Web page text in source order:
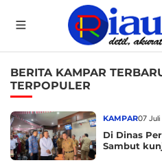
BERITA KAMPAR
TERPOPULER
KAMPAR07
Di Dinas
Sambut